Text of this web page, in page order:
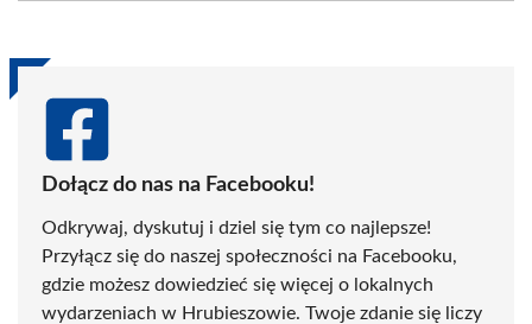
(Twitter)
Dołącz do nas na Facebooku!
Odkrywaj, dyskutuj i dziel się tym co najlepsze!
Przyłącz się do naszej społeczności na Facebooku,
gdzie możesz dowiedzieć się więcej o lokalnych
wydarzeniach w Hrubieszowie. Twoje zdanie się liczy